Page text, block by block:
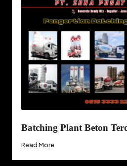
Batching Plant Beton
Read More